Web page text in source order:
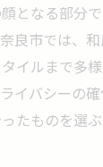
となる部分
良市では、
イルまで多
イバシーの
たものを選